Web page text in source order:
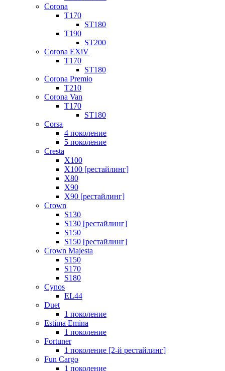
Corona
T170
ST180
T190
ST200
Corona EXiV
T170
ST180
Corona Premio
T210
Corona Van
T170
ST180
Corsa
4 поколение
5 поколение
Cresta
X100
X100 [рестайлинг]
X80
X90
X90 [рестайлинг]
Crown
S130
S130 [рестайлинг]
S150
S150 [рестайлинг]
Crown Majesta
S150
S170
S180
Cynos
EL44
Duet
1 поколение
Estima Emina
1 поколение
Fortuner
1 поколение [2-й рестайлинг]
Fun Cargo
1 поколение